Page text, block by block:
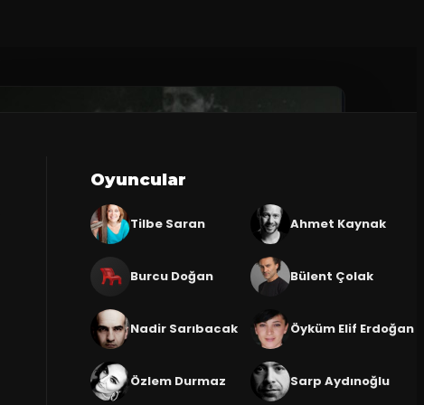
Oyuncular
Tilbe Saran Ahmet Kaynak
Burcu Doğan Bülent Çolak
Nadir Sarıbacak Öyküm Elif Erdoğan
Özlem Durmaz Sarp Aydınoğlu